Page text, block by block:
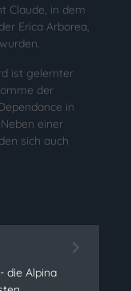
Claude, in dem
Erica Arborea,
ist gelernter
der
in
einer
sich auch
die Alpina